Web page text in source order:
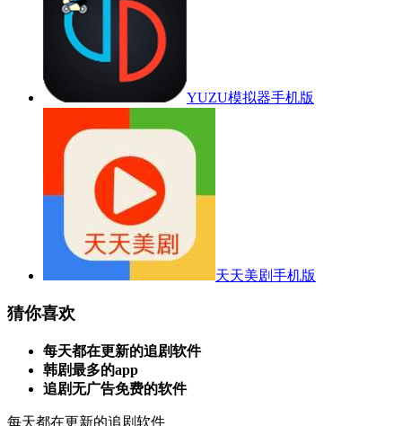
YUZU模拟器手机版
天天美剧手机版
猜你喜欢
每天都在更新的追剧软件
韩剧最多的app
追剧无广告免费的软件
每天都在更新的追剧软件